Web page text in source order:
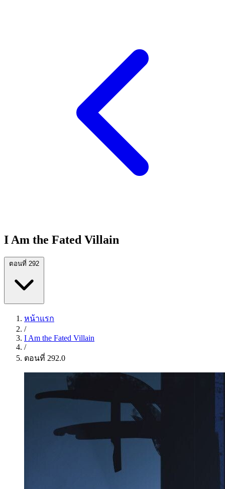
I Am the Fated Villain
ตอนที่ 292
หน้าแรก
/
I Am the Fated Villain
/
ตอนที่ 292.0